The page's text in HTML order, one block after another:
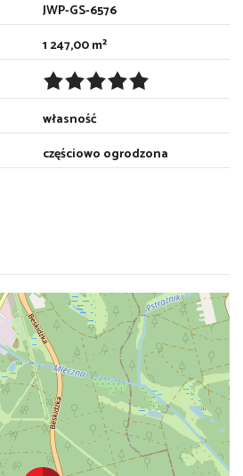
JWP-GS-6576
1 247,00 m²
własność
częściowo ogrodzona